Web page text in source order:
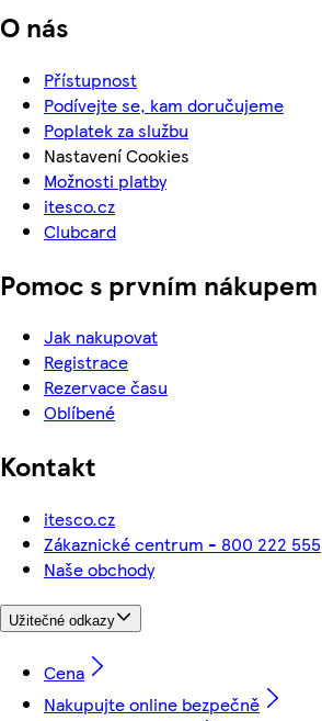
O nás
Přístupnost
Podívejte se, kam doručujeme
Poplatek za službu
Nastavení Cookies
Možnosti platby
itesco.cz
Clubcard
Pomoc s prvním nákupem
Jak nakupovat
Registrace
Rezervace času
Oblíbené
Kontakt
itesco.cz
Zákaznické centrum - 800 222 555
Naše obchody
Užitečné odkazy
Cena
Nakupujte online bezpečně